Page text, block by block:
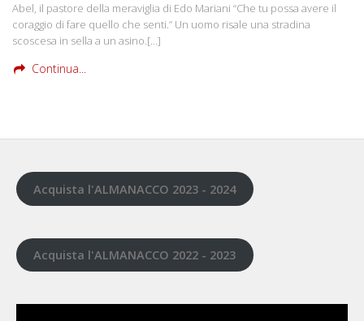
Abel, il pastore della meraviglia di Edo Mariani “Che tu possa avere il
coraggio di fare quello che senti.” Un uomo risale una stradina
scoscesa in sella a un asino.[…]
Continua...
Acquista l'ALMANACCO 2023 - 2024
Acquista l'ALMANACCO 2022 - 2023